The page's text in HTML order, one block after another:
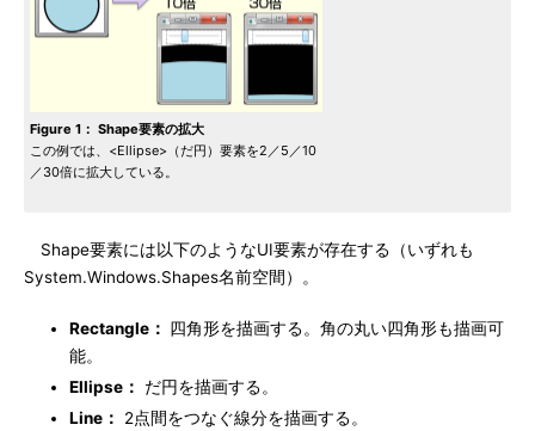
Figure 1： Shape要素の拡大
この例では、<Ellipse>（だ円）要素を2／5／10
／30倍に拡大している。
Shape要素には以下のようなUI要素が存在する（いずれも
System.Windows.Shapes名前空間）。
Rectangle： 四角形を描画する。角の丸い四角形も描画可
能。
Ellipse：
だ円を描画する。
Line：
2点間をつなぐ線分を描画する。